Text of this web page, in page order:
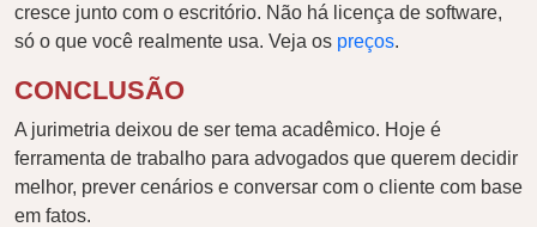
cresce junto com o escritório. Não há licença de software,
só o que você realmente usa. Veja os preços.
CONCLUSÃO
A jurimetria deixou de ser tema acadêmico. Hoje é
ferramenta de trabalho para advogados que querem decidir
melhor, prever cenários e conversar com o cliente com base
em fatos.